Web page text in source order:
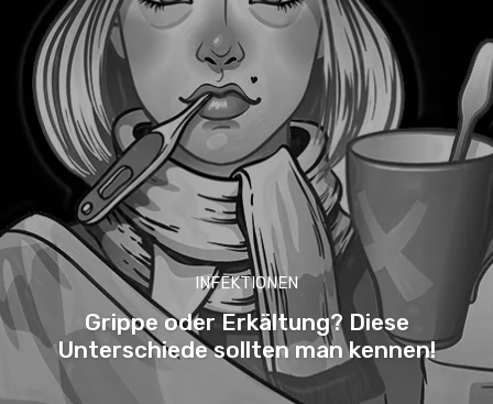
INFEKTIONEN
Grippe oder Erkältung? Diese
Unterschiede sollten man kennen!